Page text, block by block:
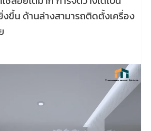
งขึ้น ด้านล่างสามารถติดตั้งเครื่อง